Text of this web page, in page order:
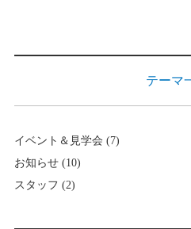
テーマ
イベント＆見学会 (7)
お知らせ(10)
スタッフ (2)